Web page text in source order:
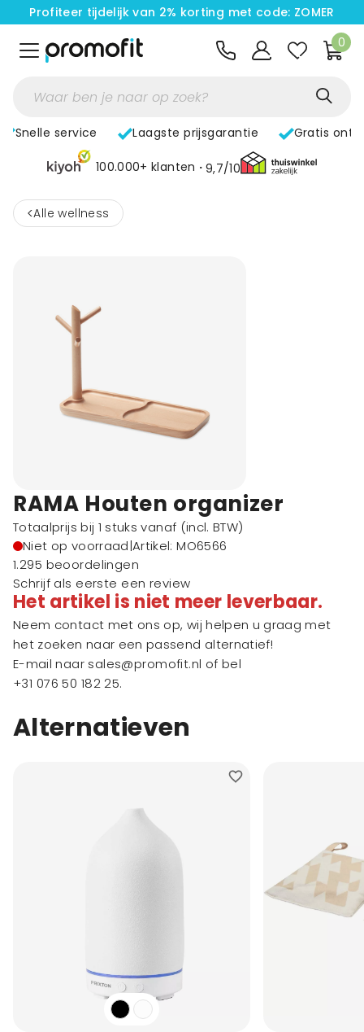
Profiteer tijdelijk van 2% korting met code: ZOMER
0
Snelle service Laagste prijsgarantie Gratis
100.000+ klanten 9,7/10
< Alle wellness
RAMA Houten organizer
Totaalprijs bij 1 stuks vanaf (incl. BTW)
Niet op voorraad|Artikel: MO6566
1.295 beoordelingen
Schrijf als eerste een review
Het artikel is niet meer leverbaar.
Neem contact met ons op, wij helpen u graag met
het zoeken naar een passend alternatief!
E-mail naar sales@promofit.nl of bel
+31 076 50 182 25.
Alternatieven